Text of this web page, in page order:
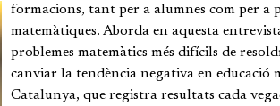
formacions, tant per a alumnes com per a
matemàtiques. Aborda en aquesta
problemes matemàtics més difícils de
canviar la tendència negativa en educació
Catalunya, que registra resultats cada